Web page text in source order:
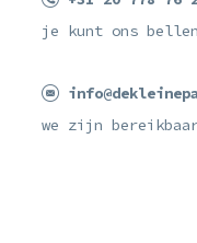
je kunt ons
we zijn